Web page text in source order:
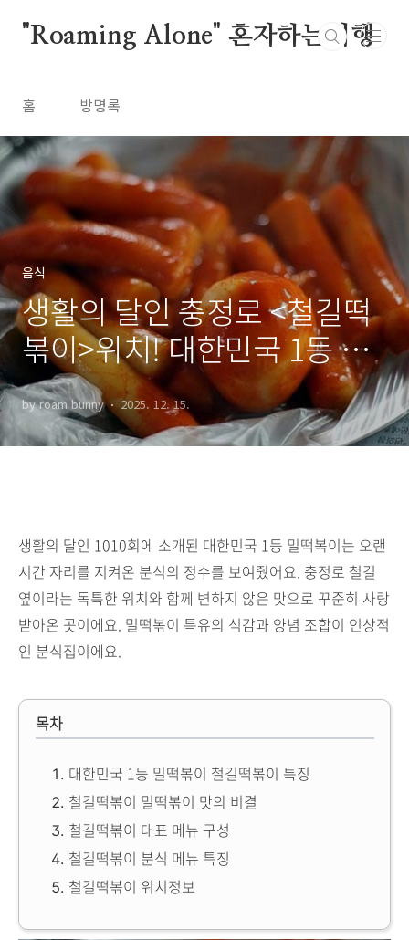
"Roaming Alone" 혼자하는여행
홈 방명록
음식
생활의 달인 충정로 <철길떡
볶이>위치! 대한민국 1등 밀
떡볶이
by roam bunny 2025. 12. 15.
생활의 달인 1010회에 소개된 대한민국 1등 밀떡볶이는 오랜
시간 자리를 지켜온 분식의 정수를 보여줬어요. 충정로 철길
옆이라는 독특한 위치와 함께 변하지 않은 맛으로 꾸준히 사랑
받아온 곳이에요. 밀떡볶이 특유의 식감과 양념 조합이 인상적
인 분식집이에요.
목차
대한민국 1등 밀떡볶이 철길떡볶이 특징
철길떡볶이 밀떡볶이 맛의 비결
철길떡볶이 대표 메뉴 구성
철길떡볶이 분식 메뉴 특징
철길떡볶이 위치정보